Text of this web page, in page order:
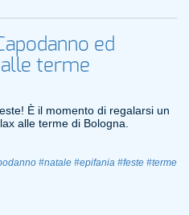
ed
alle terme
È il momento di regalarsi un
alle terme di Bologna.
#natale #epifania #feste #terme